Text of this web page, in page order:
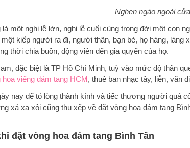
Nghẹn ngào ngoài
một nghi lễ lớn, nghi lễ cuối cùng trong đời một con
một kiếp người ra đi, người thân, bạn bè, họ hàng,
thời chia buồn, động viên đến gia quyến của họ.
đặc biệt là TP Hồ Chí Minh, tuỳ vào mức độ thân
hoa viếng đám tang HCM, thuê ban nhạc tây, liễn, văn
nay để tỏ lòng thành kính và tiếc thương người quá
xá xa xôi cũng thu xếp về đặt vòng hoa đám tang
đặt vòng hoa đám tang Bình Tân